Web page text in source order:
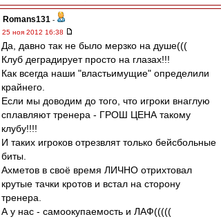
Romans131 -
25 ноя 2012 16:38
Да, давно так не было мерзко на душе(((
Клуб деградирует просто на глазах!!!
Как всегда наши "властьимущие" определили
крайнего.
Если мы доводим до того, что игроки внаглую
сплавляют тренера - ГРОШ ЦЕНА такому
клубу!!!!
И таких игроков отрезвлят только бейсбольные
биты.
Ахметов в своё время ЛИЧНО отрихтовал
крутые тачки кротов и встал на сторону
тренера.
А у нас - самоокупаемость и ЛАФ(((((